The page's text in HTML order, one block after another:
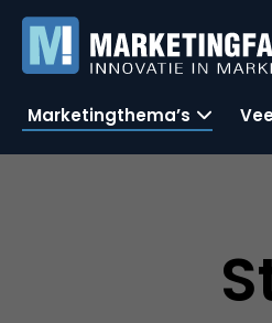
Marketingthema’s